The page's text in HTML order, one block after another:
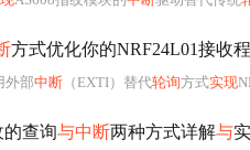
方式优化你的NRF24L01接收
外部中断 （EXTI）替代轮询方式实现
的查询与中断两种方式详解与